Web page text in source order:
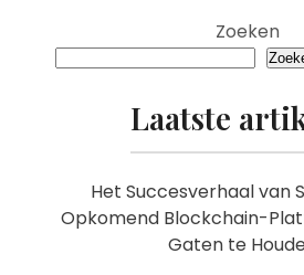
Zoeken
Laatste
Het Succesverhaal van
Opkomend Blockchain-
Gaten te